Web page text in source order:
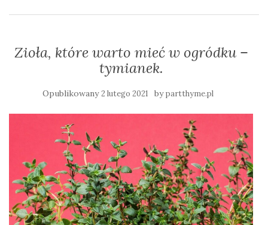
Zioła, które warto mieć w ogródku –
tymianek.
Opublikowany2 lutego 2021 bypartthyme.pl